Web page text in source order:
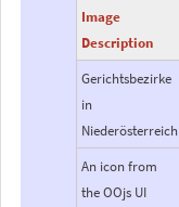
Image
Description
Gerichtsbezirke
in
Niederösterreich
An icon from
the OOjs UI